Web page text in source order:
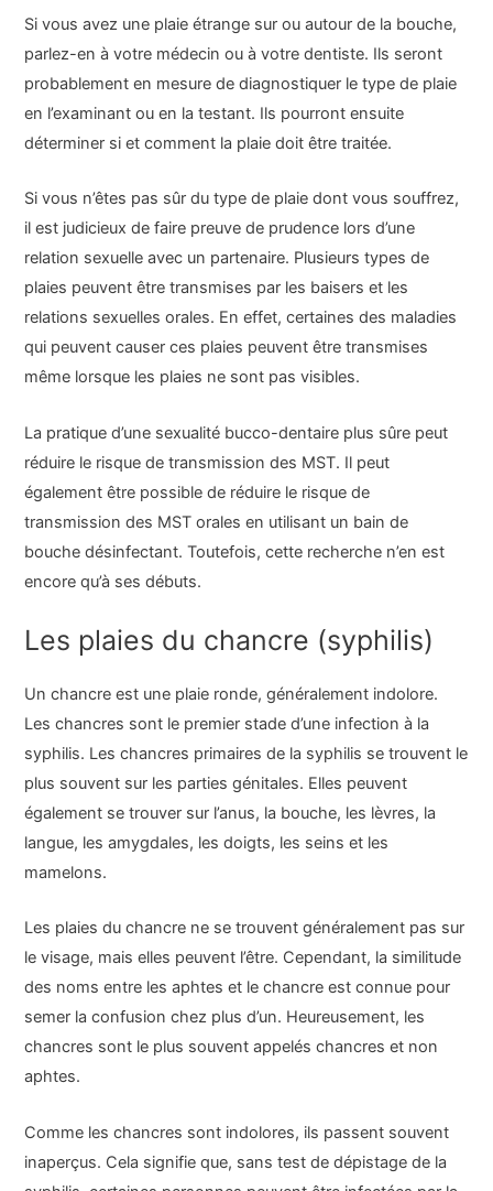
Si vous avez une plaie étrange sur ou autour de la bouche,
parlez-en à votre médecin ou à votre dentiste. Ils seront
probablement en mesure de diagnostiquer le type de plaie
en l’examinant ou en la testant. Ils pourront ensuite
déterminer si et comment la plaie doit être traitée.
Si vous n’êtes pas sûr du type de plaie dont vous souffrez,
il est judicieux de faire preuve de prudence lors d’une
relation sexuelle avec un partenaire. Plusieurs types de
plaies peuvent être transmises par les baisers et les
relations sexuelles orales. En effet, certaines des maladies
qui peuvent causer ces plaies peuvent être transmises
même lorsque les plaies ne sont pas visibles.
La pratique d’une sexualité bucco-dentaire plus sûre peut
réduire le risque de transmission des MST. Il peut
également être possible de réduire le risque de
transmission des MST orales en utilisant un bain de
bouche désinfectant. Toutefois, cette recherche n’en est
encore qu’à ses débuts.
Les plaies du chancre (syphilis)
Un chancre est une plaie ronde, généralement indolore.
Les chancres sont le premier stade d’une infection à la
syphilis. Les chancres primaires de la syphilis se trouvent le
plus souvent sur les parties génitales. Elles peuvent
également se trouver sur l’anus, la bouche, les lèvres, la
langue, les amygdales, les doigts, les seins et les
mamelons.
Les plaies du chancre ne se trouvent généralement pas sur
le visage, mais elles peuvent l’être. Cependant, la similitude
des noms entre les aphtes et le chancre est connue pour
semer la confusion chez plus d’un. Heureusement, les
chancres sont le plus souvent appelés chancres et non
aphtes.
Comme les chancres sont indolores, ils passent souvent
inaperçus. Cela signifie que, sans test de dépistage de la